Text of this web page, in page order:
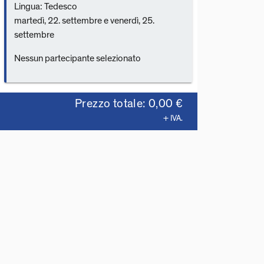
Lingua: Tedesco
martedì, 22. settembre e venerdì, 25.
settembre
Nessun partecipante selezionato
Prezzo totale: 0,00 €
+ IVA.